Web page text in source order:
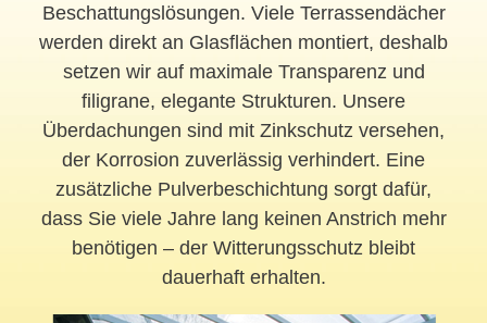
Beschattungslösungen. Viele Terrassendächer
werden direkt an Glasflächen montiert, deshalb
setzen wir auf maximale Transparenz und
filigrane, elegante Strukturen. Unsere
Überdachungen sind mit Zinkschutz versehen,
der Korrosion zuverlässig verhindert. Eine
zusätzliche Pulverbeschichtung sorgt dafür,
dass Sie viele Jahre lang keinen Anstrich mehr
benötigen – der Witterungsschutz bleibt
dauerhaft erhalten.